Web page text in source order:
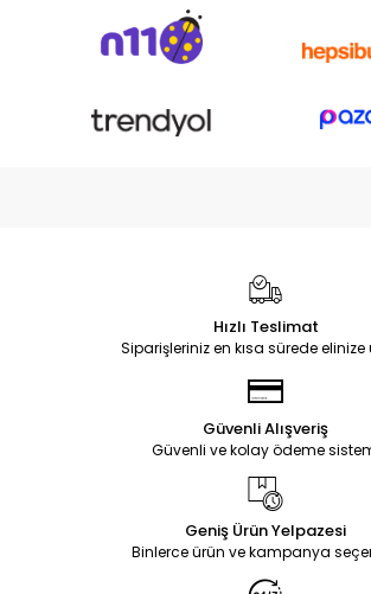
Hızlı Teslimat
Siparişleriniz en kısa sürede elinize
Güvenli Alışveriş
Güvenli ve kolay ödeme
Geniş Ürün Yelpazesi
Binlerce ürün ve kampanya